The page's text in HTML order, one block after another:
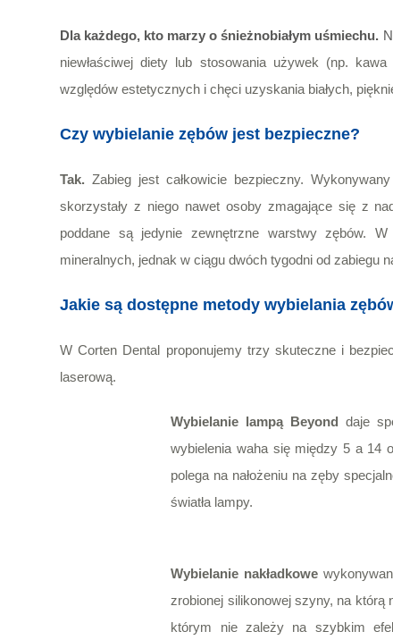
Dla każdego, kto marzy o śnieżnobiałym uśmiechu.
niewłaściwej diety lub stosowania używek (np.
względów estetycznych i chęci uzyskania białych,
Czy wybielanie zębów jest bezpieczne?
Tak. Zabieg jest całkowicie bezpieczny.
skorzystały z niego nawet osoby zmagające się z
poddane są jedynie zewnętrzne warstwy zębów.
mineralnych, jednak w ciągu dwóch tygodni od zabiegu
Jakie są dostępne metody wybielania
W Corten Dental proponujemy trzy skuteczne i
laserową.
Wybielanie lampą Beyond daje
wybielenia waha się między 5 a 14
polega na nałożeniu na zęby
światła lampy.
Wybielanie nakładkowe
zrobionej silikonowej szyny, na którą
którym nie zależy na szybkim